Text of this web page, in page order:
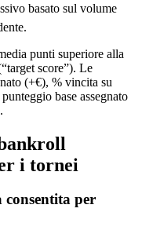
basato sul volume
punti superiore alla
score”). Le
(+€), % vincita su
base assegnato
i tornei
consentita per